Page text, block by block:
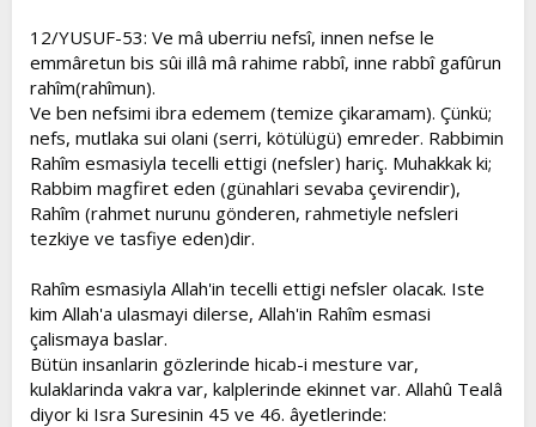
12/YUSUF-53: Ve mâ uberriu nefsî, innen nefse le
emmâretun bis sûi illâ mâ rahime rabbî, inne rabbî gafûrun
rahîm(rahîmun).
Ve ben nefsimi ibra edemem (temize çikaramam). Çünkü;
nefs, mutlaka sui olani (serri, kötülügü) emreder. Rabbimin
Rahîm esmasiyla tecelli ettigi (nefsler) hariç. Muhakkak ki;
Rabbim magfiret eden (günahlari sevaba çevirendir),
Rahîm (rahmet nurunu gönderen, rahmetiyle nefsleri
tezkiye ve tasfiye eden)dir.
Rahîm esmasiyla Allah'in tecelli ettigi nefsler olacak. Iste
kim Allah'a ulasmayi dilerse, Allah'in Rahîm esmasi
çalismaya baslar.
Bütün insanlarin gözlerinde hicab-i mesture var,
kulaklarinda vakra var, kalplerinde ekinnet var. Allahû Tealâ
diyor ki Isra Suresinin 45 ve 46. âyetlerinde: